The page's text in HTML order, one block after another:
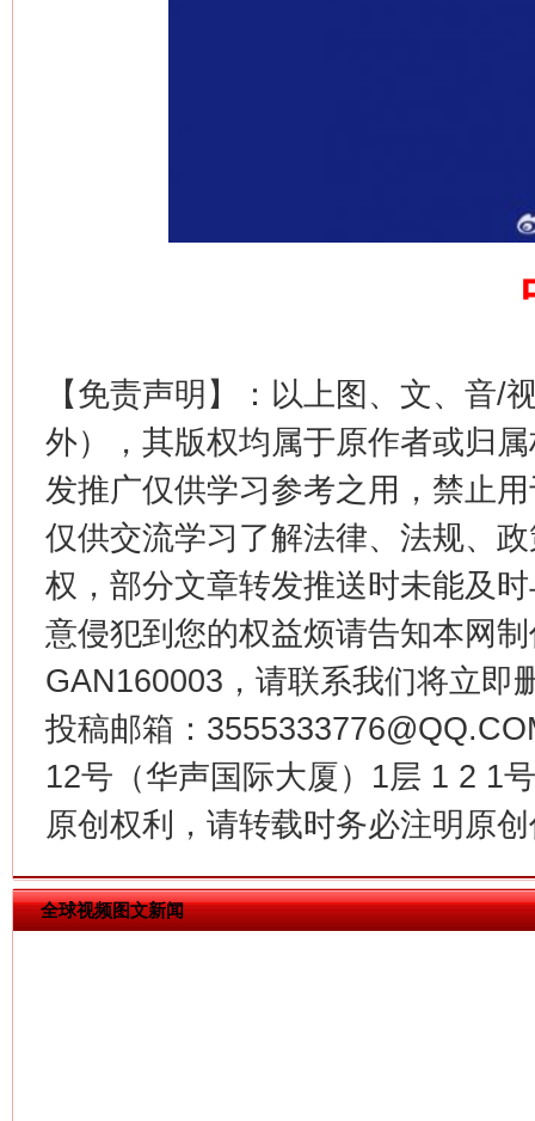
【免责声明】：以上图、文、音/
外），其版权均属于原作者或归
发推广仅供学习参考之用，禁止
仅供交流学习了解法律、法规、
权，部分文章转发推送时未能及
意侵犯到您的权益烦请告知本网
GAN160003，请联系我们将立即
投稿邮箱：
12号（华声国际大厦）1层 1 2 1
原创权利，请转载时务必注明原
全球视频图文新闻
这是一记警钟！ 谢
在谋一域中谋全局